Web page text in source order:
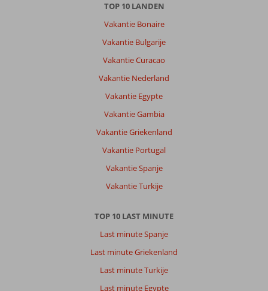
TOP 10 LANDEN
Vakantie Bonaire
Vakantie Bulgarije
Vakantie Curacao
Vakantie Nederland
Vakantie Egypte
Vakantie Gambia
Vakantie Griekenland
Vakantie Portugal
Vakantie Spanje
Vakantie Turkije
TOP 10 LAST MINUTE
Last minute Spanje
Last minute Griekenland
Last minute Turkije
Last minute Egypte